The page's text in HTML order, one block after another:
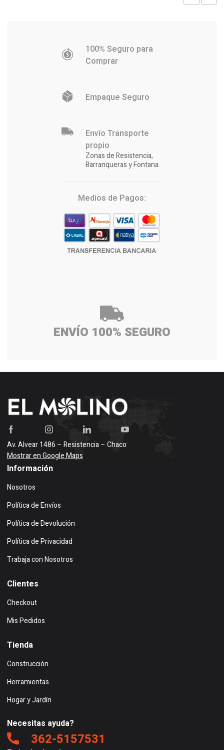
100% Seguro para
Comprar
Empaque Seguro
Envío Transporte
propio
Zonas de Resistencia,
Barranqueras y Fontana.
Medios de Pagos:
ENVÍO 100% SEGURO
Av. Alvear 1486 – Resistencia – Chaco
Mostrar en Google Maps
Información
Nosotros
Política de Envíos
Política de Devolución
Política de Privacidad
Trabaja con Nosotros
Clientes
Checkout
Mis Pedidos
Tienda
Construcción
Herramientas
Hogar y Jardín
Necesitas ayuda?
362-5157531